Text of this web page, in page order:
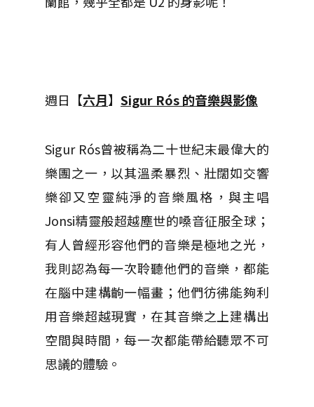
週日【六月】 Sigur Rós 的音樂與影像
Sigur Rós曾被稱為二十世紀末最偉大的
樂團之一，以其溫柔暴烈、壯闊如交響
樂卻又空靈純淨的音樂風格，與主唱
Jonsi精靈般超越塵世的嗓音征服全球；
有人曾經形容他們的音樂是極地之光，
我則認為每一次聆聽他們的音樂，都能
在腦中建構齣一幅畫；他們彷彿能夠利
用音樂超越現實，在其音樂之上建構出
空間與時間，每一次都能帶給聽眾不可
思議的體驗。